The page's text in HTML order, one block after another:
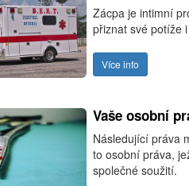
Zácpa je intimní
přiznat své potíže
Více info
Vaše osobní
Následující práva
to osobní práva,
společné soužití.